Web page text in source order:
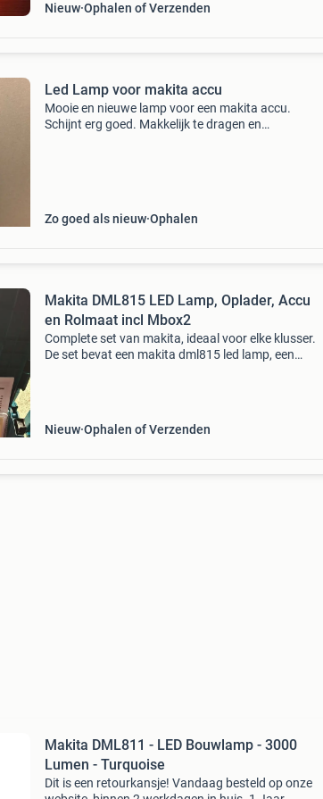
Nieuw Ophalen of Verzenden
Led Lamp voor makita accu
Mooie en nieuwe lamp voor een makita accu.
Schijnt erg goed. Makkelijk te dragen en
Zo goed als nieuw Ophalen
Makita DML815 LED Lamp, Oplader, Accu
en Rolmaat incl Mbox2
Complete set van makita, ideaal voor elke klusser.
De set bevat een makita dml815 led lamp, een
Nieuw Ophalen of Verzenden
Makita DML811 - LED Bouwlamp - 3000
Lumen - Turquoise
Dit is een retourkansje! Vandaag besteld op onze